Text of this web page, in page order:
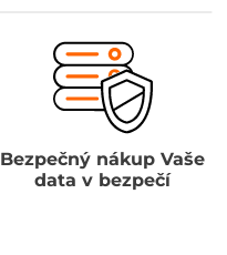
Bezpečný nákup Vaše
data v bezpečí